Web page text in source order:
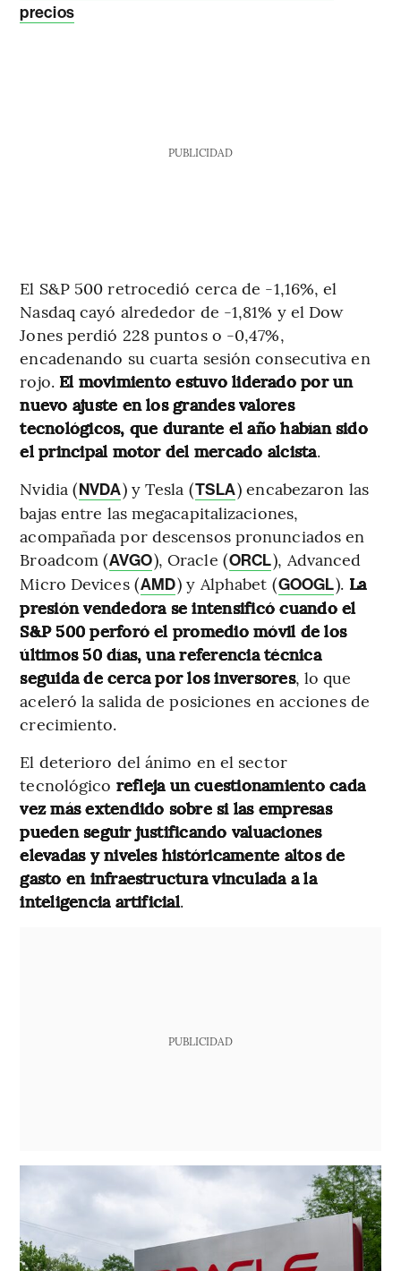
precios
PUBLICIDAD
El S&P 500 retrocedió cerca de -1,16%, el
Nasdaq cayó alrededor de -1,81% y el Dow
Jones perdió 228 puntos o -0,47%,
encadenando su cuarta sesión consecutiva en
rojo. El movimiento estuvo liderado por un
nuevo ajuste en los grandes valores
tecnológicos, que durante el año habían sido
el principal motor del mercado alcista.
Nvidia (NVDA) y Tesla (TSLA) encabezaron las
bajas entre las megacapitalizaciones,
acompañada por descensos pronunciados en
Broadcom (AVGO), Oracle (ORCL), Advanced
Micro Devices (AMD) y Alphabet (GOOGL). La
presión vendedora se intensificó cuando el
S&P 500 perforó el promedio móvil de los
últimos 50 días, una referencia técnica
seguida de cerca por los inversores, lo que
aceleró la salida de posiciones en acciones de
crecimiento.
El deterioro del ánimo en el sector
tecnológico refleja un cuestionamiento cada
vez más extendido sobre si las empresas
pueden seguir justificando valuaciones
elevadas y niveles históricamente altos de
gasto en infraestructura vinculada a la
inteligencia artificial.
PUBLICIDAD